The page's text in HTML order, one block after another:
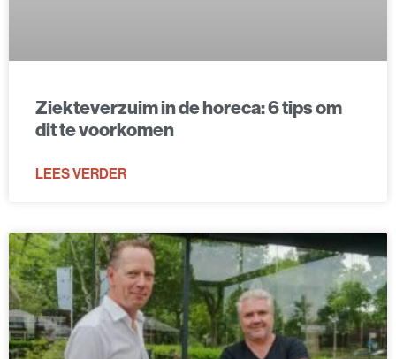
Ziekteverzuim in de horeca: 6 tips om
dit te voorkomen
LEES VERDER